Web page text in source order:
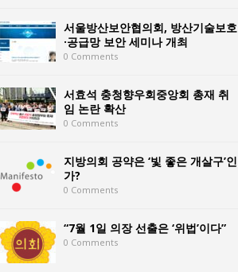
서울방산보안협의회, 방산기술보호
·공급망 보안 세미나 개최
0 Comments
서효석 충청향우회중앙회 총재 취
임 논란 확산
0 Comments
지방의회 공약은 ‘빛 좋은 개살구’인
가?
0 Comments
“7월 1일 의장 선출은 ‘위법’이다”
0 Comments